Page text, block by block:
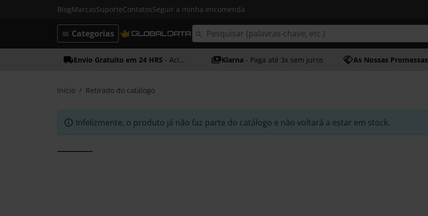
BlogMarcasSuporteContatosSeguir a minha encomenda
Categorias
Envio Gratuito em 24 HRS - Acima dos 50€ Klarna - Paga até 3x sem juros As Nossas Promessas
Início Retirado do catálogo
Infelizmente, o produto já não faz parte do catálogo e não voltará a estar em stock.